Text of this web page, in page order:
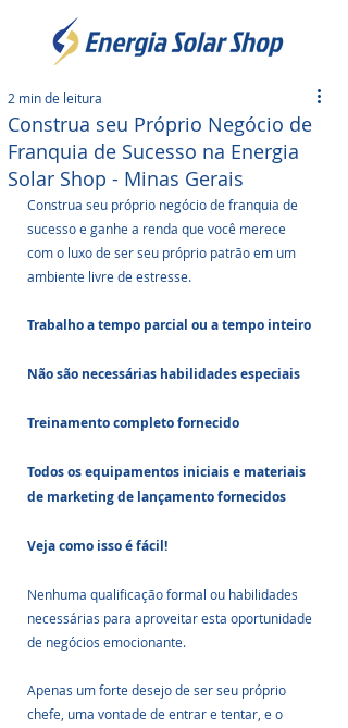
Construa seu Próprio Negócio de
Franquia de Sucesso na Energia
Solar Shop - Minas Gerais
2 min de leitura
Construa seu próprio negócio de franquia de
sucesso e ganhe a renda que você merece
com o luxo de ser seu próprio patrão em um
ambiente livre de estresse.
Trabalho a tempo parcial ou a tempo inteiro
Não são necessárias habilidades especiais
Treinamento completo fornecido
Todos os equipamentos iniciais e materiais
de marketing de lançamento fornecidos
Veja como isso é fácil!
Nenhuma qualificação formal ou habilidades
necessárias para aproveitar esta oportunidade
de negócios emocionante.
Apenas um forte desejo de ser seu próprio
chefe, uma vontade de entrar e tentar, e o